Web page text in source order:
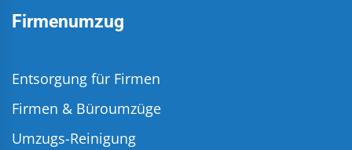
Firmenumzug
Entsorgung für Firmen
Firmen & Büroumzüge
Umzugs-Reinigung